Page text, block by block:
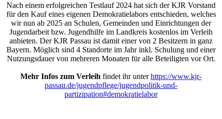
Nach einem erfolgreichen Testlauf 2024 hat sich der KJR Vorstand
für den Kauf eines eigenen Demokratielabors entschieden, welches
wir nun ab 2025 an Schulen, Gemeinden und Einrichtungen der
Jugendarbeit bzw. Jugendhilfe im Landkreis kostenlos im Verleih
anbieten. Der KJR Passau ist damit einer von 2 Besitzern in ganz
Bayern. Möglich sind 4 Standorte im Jahr inkl. Schulung und einer
Nutzungsdauer von mehreren Monaten für alle Beteiligten vor Ort.
Mehr Infos zum Verleih findet ihr unterhttps://www.kjr-
passau.de/jugendpflege/jugendpolitik-und-
partizipation#demokratielabor